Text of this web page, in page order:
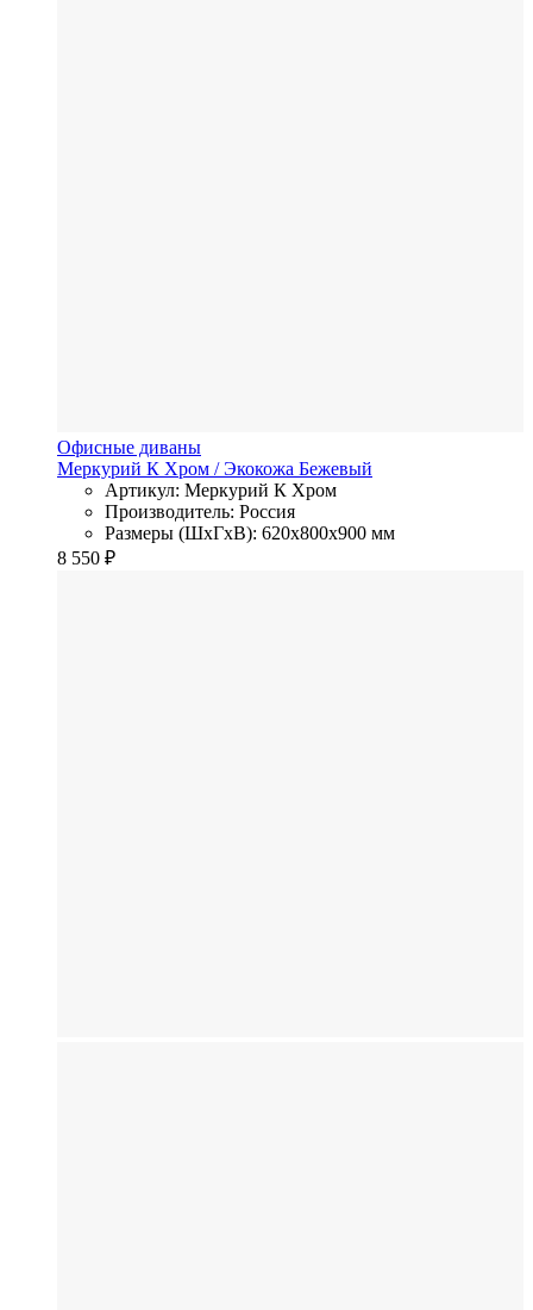
Офисные диваны
Меркурий К Хром / Экокожа Бежевый
Артикул: Меркурий К Хром
Производитель: Россия
Размеры (ШхГхВ): 620x800x900 мм
8 550 ₽